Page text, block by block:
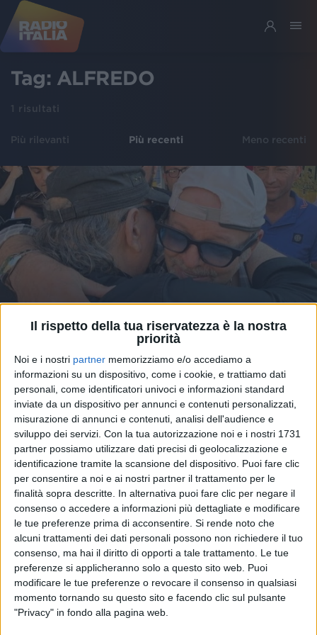
Il rispetto della tua riservatezza è la nostra
priorità
Noi e i nostri partner memorizziamo e/o accediamo a
informazioni su un dispositivo, come i cookie, e trattiamo dati
personali, come identificatori univoci e informazioni standard
inviate da un dispositivo per annunci e contenuti personalizzati,
misurazione di annunci e contenuti, analisi dell'audience e
sviluppo dei servizi. Con la tua autorizzazione noi e i nostri 1731
partner possiamo utilizzare dati precisi di geolocalizzazione e
identificazione tramite la scansione del dispositivo. Puoi fare clic
per consentire a noi e ai nostri partner il trattamento per le
finalità sopra descritte. In alternativa puoi fare clic per negare il
consenso o accedere a informazioni più dettagliate e modificare
le tue preferenze prima di acconsentire. Si rende noto che
alcuni trattamenti dei dati personali possono non richiedere il tuo
consenso, ma hai il diritto di opporti a tale trattamento. Le tue
preferenze si applicheranno solo a questo sito web. Puoi
modificare le tue preferenze o revocare il consenso in qualsiasi
momento tornando su questo sito e facendo clic sul pulsante
"Privacy" in fondo alla pagina web.
Tag: ALFREDO
1 risultati
Più rilevanti Più recenti Meno recenti
“MI MANCHERAI” 14 feb 2024
Vasco Rossi, addio all'amico Andrea
Giacobazzi: aveva ispirato “Colpa
d'Alfredo”
È stato anche tra i primi ad avere l'idea del Modena
Park del 2017
di Daniele Verderio